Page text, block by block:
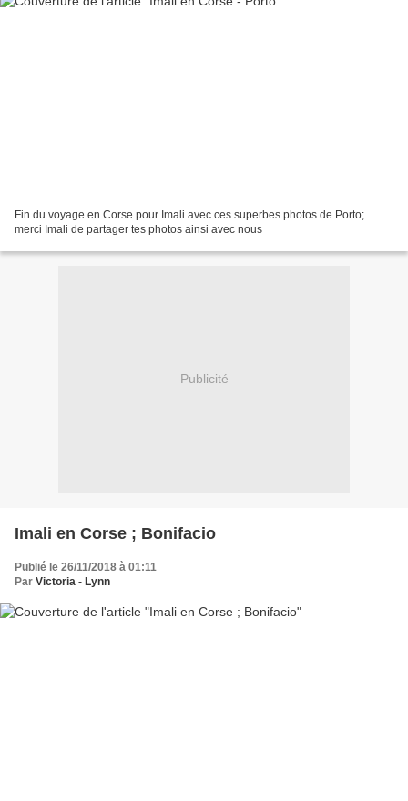
Fin du voyage en Corse pour Imali avec ces superbes photos de Porto;
merci Imali de partager tes photos ainsi avec nous
Publicité
Imali en Corse ; Bonifacio
Publié le 26/11/2018 à 01:11
Par Victoria - Lynn